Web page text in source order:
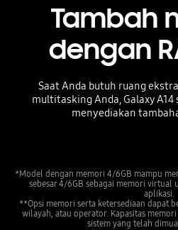
Tambah
dengan
Saat Anda butuh ruang
multitasking Anda, Galaxy
menyediakan
*Model dengan memori 4/6GB mampu
sebesar 4/6GB sebagai memori
aplikasi.
**Opsi memori serta ketersediaan dapat
wilayah, atau operator. Kapasitas
sistem yang telah